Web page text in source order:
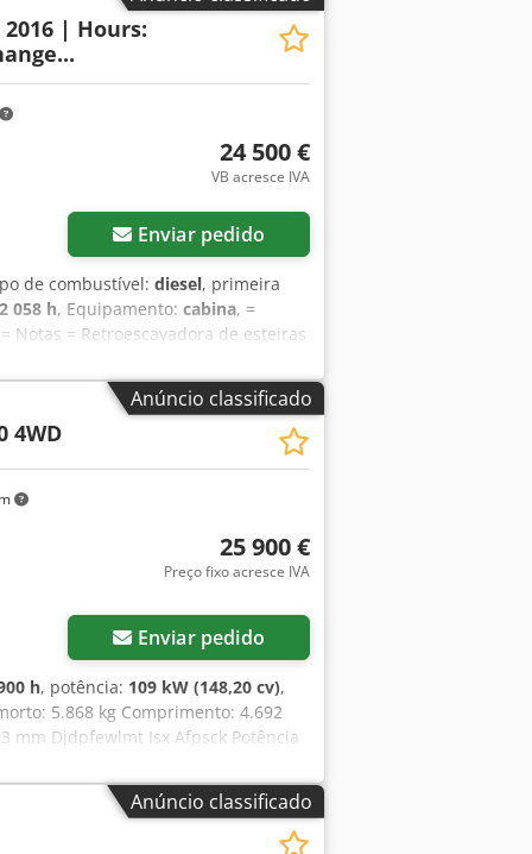
2016 | Hours:
24 500 €
VB acresce IVA
Enviar pedido
de combustível: diesel, primeira
2 058 h, Equipamento: cabina, =
Notas = Retroescavadora de esteiras
Esta retroescavadora de esteiras
estado de conservação e
trabalhos de terraplenagem,
A máquina está equipada com
na frente. Isso permite que
oferece uma excelente
técnicos: • Fabricante: CASE •
Máquina alemã • Potência do motor:
• Inclui pá carregadora • Cabine
m • Altura: 2,46 m • Distância entre
poucas horas de operação, pronta
fotos adicionais, vídeos ou para
disponíveis através do nosso
5.500 kg Dimensões (C x L x A):
visual: bom Número de série:
Anúncio classificado
4WD
25 900 €
Preço fixo acresce IVA
Enviar pedido
h, potência: 109 kW (148,20 cv),
5.868 kg Comprimento: 4.692
mm Djdpfewlmt Isx Afpsck Potência
cilindros: 6 Deslocamento: 7.480 cm³
Anúncio classificado